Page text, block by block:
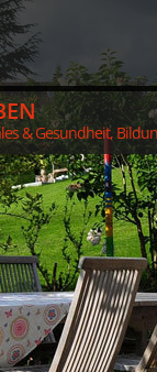
& Gesundheit,